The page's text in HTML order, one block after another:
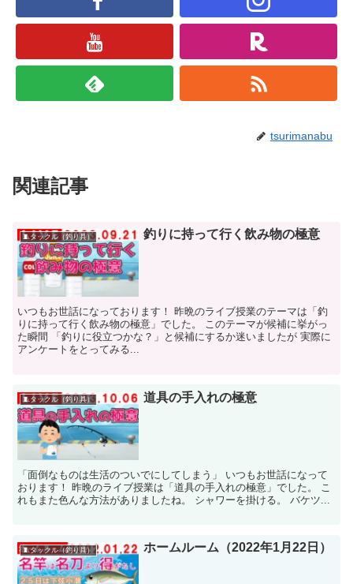
tsurimanabu
関連記事
🧵タックル（釣り具） 釣りに持って行く飲み物の極意
いつもお世話になっております！ 昨晩のライブ授業のテーマは「釣
りに持って行く飲み物の極意」でした。 このテーマが候補に挙がっ
た瞬間 「釣りに役立つかな？」と候補にするか迷いましたが 実際に
アンケートをとってみる...
🧵タックル（釣り具） 道具の手入れの極意
「面倒なものは生活のついでにしてしまう」 いつもお世話になって
おります！ 昨晩のライブ授業は「道具の手入れの極意」でした。 こ
れもまた色んな方法がありましたね。 シャワーを掛ける。 バケツ...
🧵タックル（釣り具） ホームルーム（2022年1月22日）